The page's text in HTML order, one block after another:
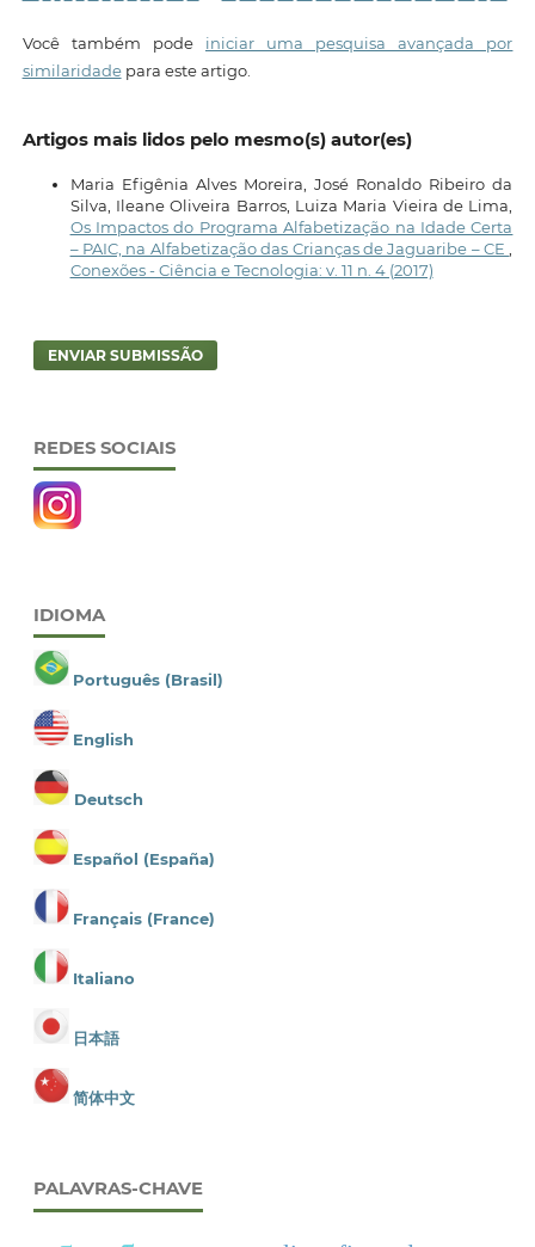
Você também pode iniciar uma pesquisa avançada por
similaridadepara este artigo.
Artigos mais lidos pelo mesmo(s) autor(es)
Maria Efigênia Alves Moreira, José Ronaldo Ribeiro da
Silva, Ileane Oliveira Barros, Luiza Maria Vieira de Lima,
Os Impactos do Programa Alfabetização na Idade Certa
– PAIC, na Alfabetização das Crianças de Jaguaribe – CE
Conexões - Ciência e Tecnologia: v. 11 n. 4 (2017)
ENVIAR SUBMISSÃO
REDES SOCIAIS
IDIOMA
Português (Brasil)
English
Deutsch
Español (España)
Français (France)
Italiano
日本語
简体中文
PALAVRAS-CHAVE